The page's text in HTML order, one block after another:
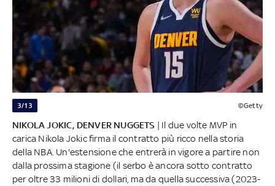
3/13 ©Getty
NIKOLA JOKIC, DENVER NUGGETS | Il due volte MVP in
carica Nikola Jokic firma il contratto più ricco nella storia
della NBA. Un'estensione che entrerà in vigore a partire non
dalla prossima stagione (il serbo è ancora sotto contratto
per oltre 33 milioni di dollari, ma da quella successiva (2023-